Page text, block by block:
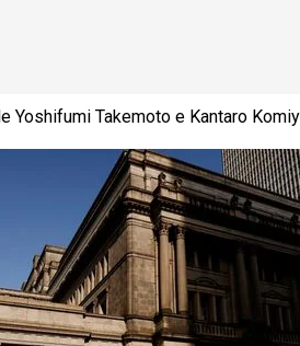
Yoshifumi Takemoto e Kantaro